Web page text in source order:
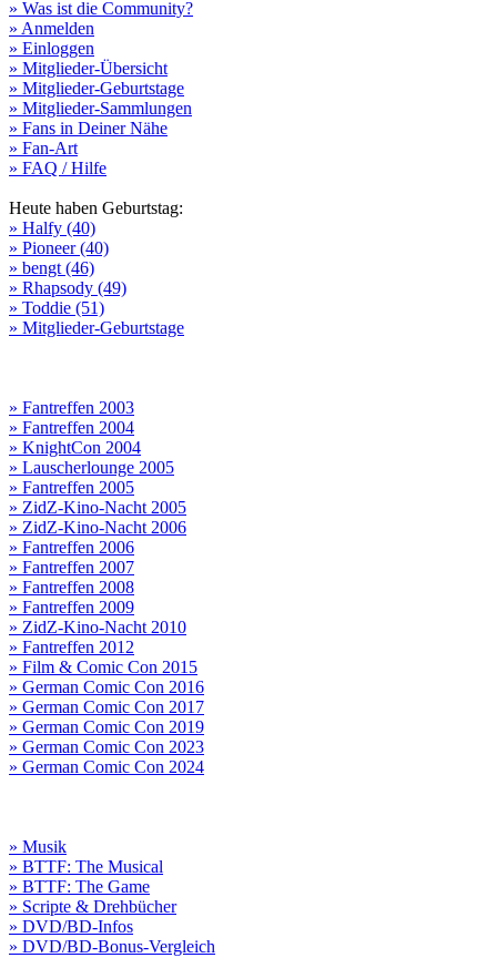
» Was ist die Community?
» Anmelden
» Einloggen
» Mitglieder-Übersicht
» Mitglieder-Geburtstage
» Mitglieder-Sammlungen
» Fans in Deiner Nähe
» Fan-Art
» FAQ / Hilfe
Heute haben Geburtstag:
» Halfy (40)
» Pioneer (40)
» bengt (46)
» Rhapsody (49)
» Toddie (51)
» Mitglieder-Geburtstage
» Fantreffen 2003
» Fantreffen 2004
» KnightCon 2004
» Lauscherlounge 2005
» Fantreffen 2005
» ZidZ-Kino-Nacht 2005
» ZidZ-Kino-Nacht 2006
» Fantreffen 2006
» Fantreffen 2007
» Fantreffen 2008
» Fantreffen 2009
» ZidZ-Kino-Nacht 2010
» Fantreffen 2012
» Film & Comic Con 2015
» German Comic Con 2016
» German Comic Con 2017
» German Comic Con 2019
» German Comic Con 2023
» German Comic Con 2024
» Musik
» BTTF: The Musical
» BTTF: The Game
» Scripte & Drehbücher
» DVD/BD-Infos
» DVD/BD-Bonus-Vergleich